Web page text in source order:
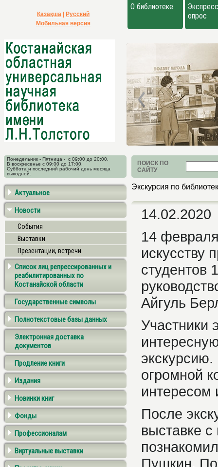
Қазақша
Русский
Мобильная версия
О библиотеке
опрос
Понедельник - Пятница - с 09:00 до 20:00.
В воскресенье с 09:00 до 17:00.
Суббота и последний рабочий день месяца
выходной.
ПОИСК ПО
САЙТУ
Актуальное
Новости
События
Выставки
Презентации, встречи
Список лиц репрессированных и
реабилитированных по
Костанайской области
Государственные символы
Полнотекстовые базы данных
Электронная доставка
документов
Продление книги
Издания
Новинки книг
Фонды
Профессионалам
Виртуальные выставки
Экскурсия по
14.02.2020
14
искусству
студентов
Айгуль
Участники
экскурсию.
огромной
интересом
После
выставке
Пушкин.